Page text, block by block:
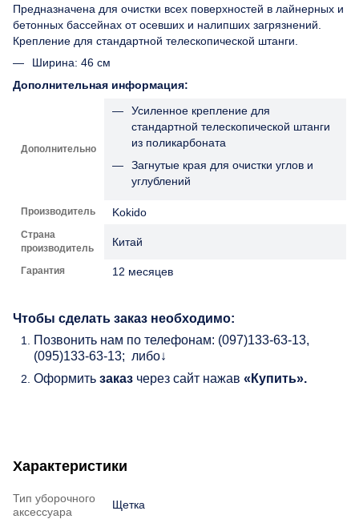
Предназначена для очистки всех поверхностей в лайнерных и
бетонных бассейнах от осевших и налипших загрязнений.
Крепление для стандартной телескопической штанги.
Ширина: 46 см
Дополнительная информация:
Дополнительно
Усиленное крепление для
стандартной телескопической штанги
из поликарбоната
Загнутые края для очистки углов и
углублений
Производитель Kokido
Страна
производитель
Китай
Гарантия 12 месяцев
Чтобы сделать заказ необходимо:
Позвонить нам по телефонам: (097)133-63-13,
(095)133-63-13; либо↓
Оформить заказ через сайт нажав «Купить».
Характеристики
Тип уборочного
аксессуара
Щетка